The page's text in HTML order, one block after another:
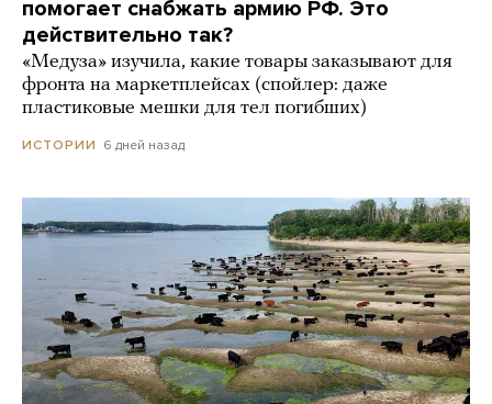
помогает снабжать армию РФ. Это
действительно так?
«Медуза» изучила, какие товары заказывают для
фронта на маркетплейсах (спойлер: даже
пластиковые мешки для тел погибших)
ИСТОРИИ 6 дней назад